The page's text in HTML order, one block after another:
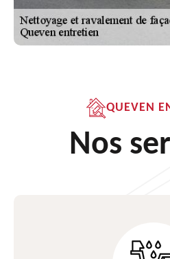
QUEVEN
Nos